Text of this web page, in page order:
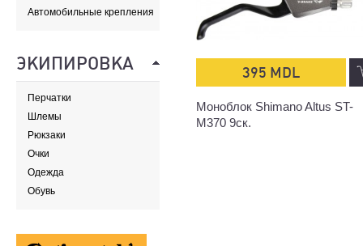
и адаптеры
Автомобильные крепления
ЭКИПИРОВКА
Перчатки
Шлемы
Рюкзаки
Очки
Одежда
Обувь
395 MDL
Моноблок Shimano Altus ST-
M370 9ск.